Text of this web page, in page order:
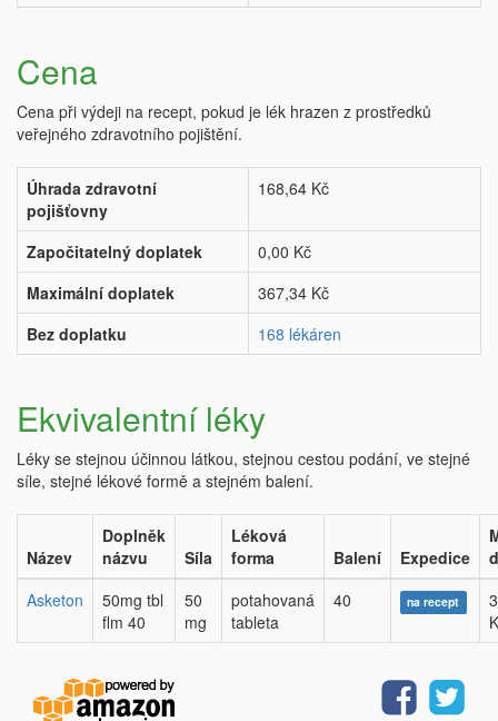
Cena
Cena při výdeji na recept, pokud je lék hrazen z prostředků
veřejného zdravotního pojištění.
Úhrada zdravotní
pojišťovny
168,64 Kč
Započitatelný doplatek
0,00 Kč
Maximální doplatek
367,34 Kč
Bez doplatku
168 lékáren
Ekvivalentní léky
Léky se stejnou účinnou látkou, stejnou cestou podání, ve stejné
síle, stejné lékové formě a stejném balení.
Název
Doplněk
názvu
Síla
Léková
forma
Balení Expedice
Asketon
50mg tbl
flm 40
50
mg
potahovaná
tableta
40 na recept